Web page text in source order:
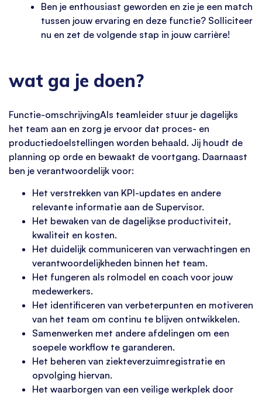
Ben je enthousiast geworden en zie je een match
tussen jouw ervaring en deze functie? Solliciteer
nu en zet de volgende stap in jouw carrière!
wat ga je doen?
Functie-omschrijvingAls teamleider stuur je dagelijks
het team aan en zorg je ervoor dat proces- en
productiedoelstellingen worden behaald. Jij houdt de
planning op orde en bewaakt de voortgang. Daarnaast
ben je verantwoordelijk voor:
Het verstrekken van KPI-updates en andere
relevante informatie aan de Supervisor.
Het bewaken van de dagelijkse productiviteit,
kwaliteit en kosten.
Het duidelijk communiceren van verwachtingen en
verantwoordelijkheden binnen het team.
Het fungeren als rolmodel en coach voor jouw
medewerkers.
Het identificeren van verbeterpunten en motiveren
van het team om continu te blijven ontwikkelen.
Samenwerken met andere afdelingen om een
soepele workflow te garanderen.
Het beheren van ziekteverzuimregistratie en
opvolging hiervan.
Het waarborgen van een veilige werkplek door